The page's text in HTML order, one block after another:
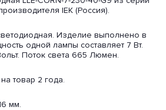
IEK (Россия).
Изделие выполнено в
одной лампы составляет 7 Вт.
Поток света 665 Люмен.
товар 2 года.
мм.